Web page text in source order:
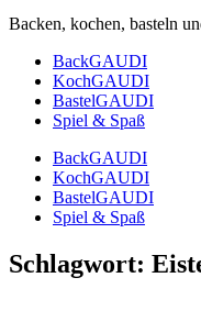
Backen, kochen, basteln
BackGAUDI
KochGAUDI
BastelGAUDI
Spiel & Spaß
BackGAUDI
KochGAUDI
BastelGAUDI
Spiel & Spaß
Schlagwort: